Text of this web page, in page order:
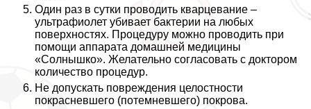
Один раз в сутки проводить кварцевание –
ультрафиолет убивает бактерии на любых
поверхностях. Процедуру можно проводить при
помощи аппарата домашней медицины
«Солнышко». Желательно согласовать с доктором
количество процедур.
Не допускать повреждения целостности
покрасневшего (потемневшего) покрова.